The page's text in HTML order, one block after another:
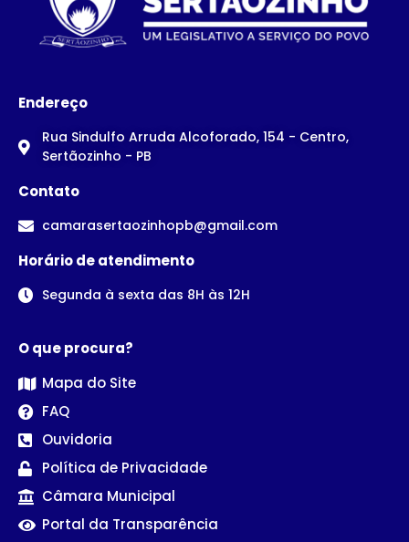
Endereço
Rua Sindulfo Arruda Alcoforado, 154 - Centro,
Sertãozinho - PB
Contato
camarasertaozinhopb@gmail.com
Horário de atendimento
Segunda à sexta das 8H às 12H
O que procura?
Mapa do Site
FAQ
Ouvidoria
Política de Privacidade
Câmara Municipal
Portal da Transparência